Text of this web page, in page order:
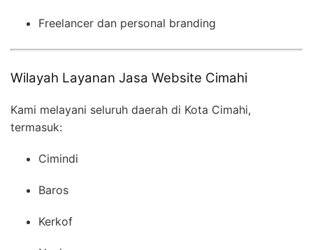
Freelancer dan personal branding
Wilayah Layanan Jasa Website Cimahi
Kami melayani seluruh daerah di Kota Cimahi,
termasuk:
Cimindi
Baros
Kerkof